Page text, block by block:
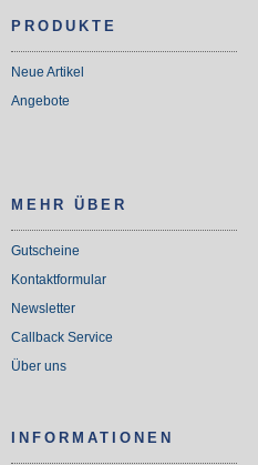
PRODUKTE
Neue Artikel
Angebote
MEHR ÜBER
Gutscheine
Kontaktformular
Newsletter
Callback Service
Über uns
INFORMATIONEN